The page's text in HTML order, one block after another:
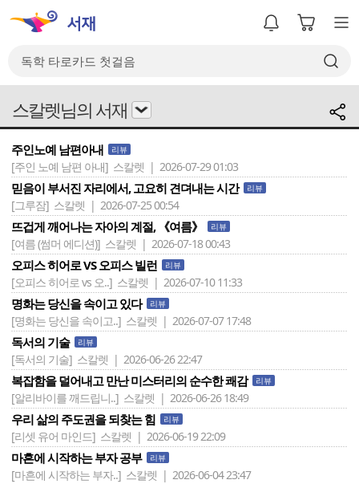
스칼렛님의 서재
주인노예 남편아내 리뷰
[주인 노예 남편 아내] 스칼렛 | 2026-07-29 01:03
믿음이 부서진 자리에서, 고요히 견뎌내는 시간 리뷰
[그루잠] 스칼렛 | 2026-07-25 00:54
뜨겁게 깨어나는 자아의 계절, 《여름》 리뷰
[여름 (썸머 에디션)] 스칼렛 | 2026-07-18 00:43
오피스 히어로 VS 오피스 빌런 리뷰
[오피스 히어로 vs 오..] 스칼렛 | 2026-07-10 11:33
명화는 당신을 속이고 있다 리뷰
[명화는 당신을 속이고..] 스칼렛 | 2026-07-07 17:48
독서의 기술 리뷰
[독서의 기술] 스칼렛 | 2026-06-26 22:47
복잡함을 덜어내고 만난 미스터리의 순수한 쾌감 리뷰
[알리바이를 깨드립니..] 스칼렛 | 2026-06-26 18:49
우리 삶의 주도권을 되찾는 힘 리뷰
[리셋 유어 마인드] 스칼렛 | 2026-06-19 22:09
마흔에 시작하는 부자 공부 리뷰
[마흔에 시작하는 부자..] 스칼렛 | 2026-06-04 23:47